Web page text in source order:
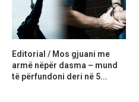
Editorial / Mos gjuani me
armë nëpër dasma – mund
të përfundoni deri në 5...